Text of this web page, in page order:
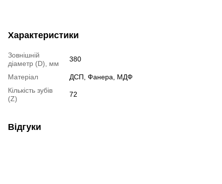
Характеристики
Зовнішній
діаметр (D), мм
380
Матеріал
ДСП, Фанера, МДФ
Кількість зубів
(Z)
72
Відгуки